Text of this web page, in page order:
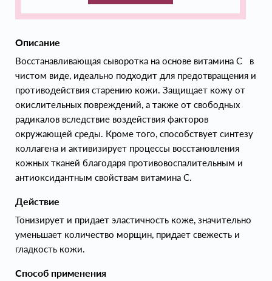
Описание
Восстанавливающая сыворотка на основе витамина C в
чистом виде, идеально подходит для предотвращения и
противодействия старению кожи. Защищает кожу от
окислительных повреждений, а также от свободных
радикалов вследствие воздействия факторов
окружающей среды. Кроме того, способствует синтезу
коллагена и активизирует процессы восстановления
кожных тканей благодаря противовоспалительным и
антиоксидантным свойствам витамина С.
Действие
Тонизирует и придает эластичность коже, значительно
уменьшает количество морщин, придает свежесть и
гладкость кожи.
Способ применения